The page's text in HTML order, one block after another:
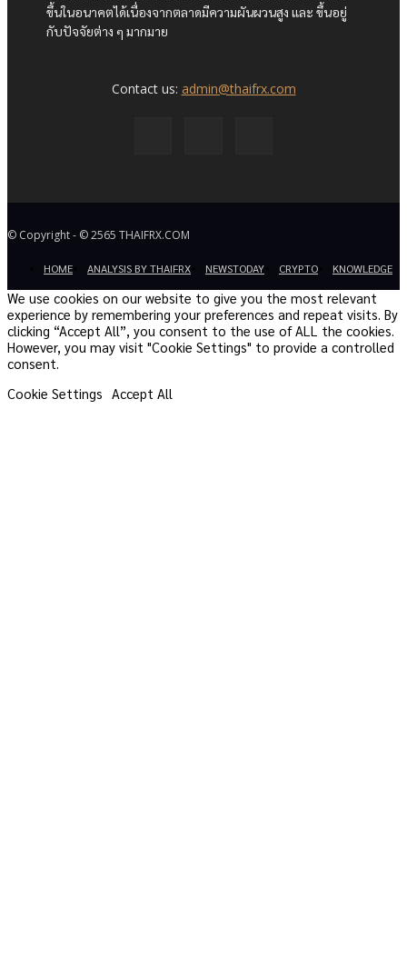
ขึ้นในอนาคตได้เนื่องจากตลาดมีความผันผวนสูง และ ขึ้นอยู่
กับปัจจัยต่าง ๆ มากมาย
Contact us: admin@thaifrx.com
© Copyright - © 2565 THAIFRX.COM
HOME ANALYSIS BY THAIFRX NEWSTODAY CRYPTO KNOWLEDGE
We use cookies on our website to give you the most relevant
experience by remembering your preferences and repeat visits. By
clicking “Accept All”, you consent to the use of ALL the cookies.
However, you may visit "Cookie Settings" to provide a controlled
consent.
Cookie Settings
Accept All